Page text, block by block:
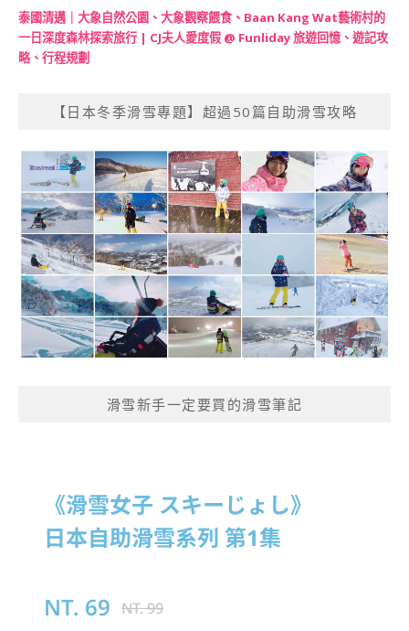
泰國清邁｜大象自然公園、大象觀察餵食、Baan Kang Wat藝術村的
一日深度森林探索旅行 | CJ夫人愛度假 @ Funliday 旅遊回憶、遊記攻
略、行程規劃
【日本冬季滑雪專題】超過50篇自助滑雪攻略
滑雪新手一定要買的滑雪筆記